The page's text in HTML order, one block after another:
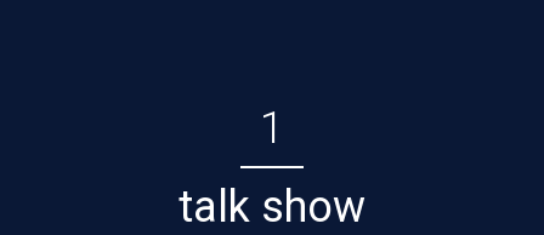
1
talk show